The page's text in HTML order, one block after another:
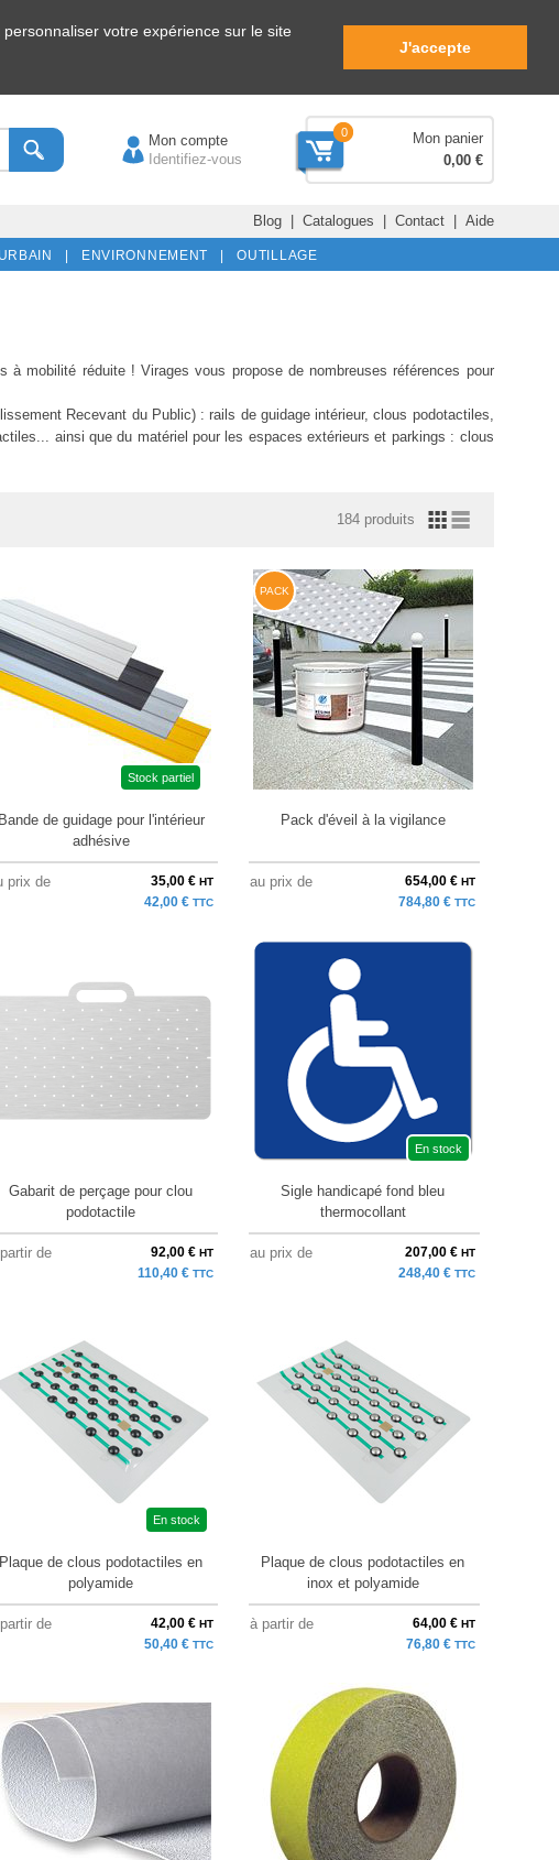
votre expérience sur le site
J'accepte
Mon compte
Identifiez-vous
0
Mon panier
0,00 €
Blog| Catalogues | Contact| Aide
| ENVIRONNEMENT | OUTILLAGE
mobilité réduite ! Virages vous propose de nombreuses références pour
Recevant du Public) : rails de guidage intérieur, clous podotactiles,
ainsi que du matériel pour les espaces extérieurs et parkings : clous
184 produits
Stock partiel
Bande de guidage pour l'intérieur
adhésive
prix de 35,00 € HT
42,00 € TTC
PACK
Pack d'éveil à la vigilance
au prix de 654,00 € HT
784,80 € TTC
Gabarit de perçage pour clou
podotactile
de 92,00 € HT
110,40 € TTC
En stock
Sigle handicapé fond bleu
thermocollant
au prix de 207,00 € HT
248,40 € TTC
En stock
Plaque de clous podotactiles en
polyamide
de 42,00 € HT
50,40 € TTC
Plaque de clous podotactiles en
inox et polyamide
à partir de 64,00 € HT
76,80 € TTC